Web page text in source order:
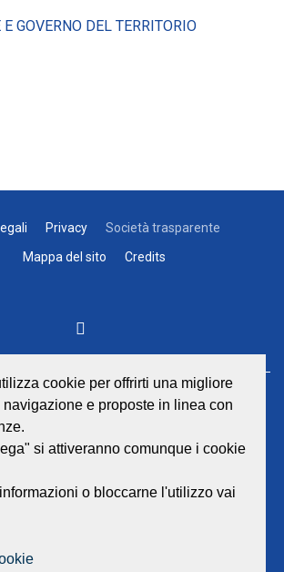
GOVERNO DEL TERRITORIO
Privacy
Società trasparente
Mappa del sito
Credits
GEAT Srl
legale e amministrativa:
Lombardia 17 - 47838 Riccione
sociale euro 12.233.943,00 I.V.
E-mail:
cookie per offrirti una migliore
e proposte in linea con
si attiveranno comunque i cookie
o bloccarne l'utilizzo vai